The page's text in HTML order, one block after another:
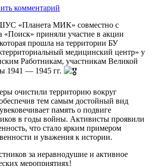
комментарий
ДЕСАНТ
«Планета МИК» совместно с
«Поиск» приняли участие в акции
прошла на территории БУ
медицинский центр» у
Работникам, участникам Великой
1941 — 1945 гг.
очистили территорию вокруг
тем самым достойный вид
память о подвиге
в годы войны. Активисты проявили
что стало ярким примером
и уважения к истории.
за неравнодушие и активное
мероприятиях!